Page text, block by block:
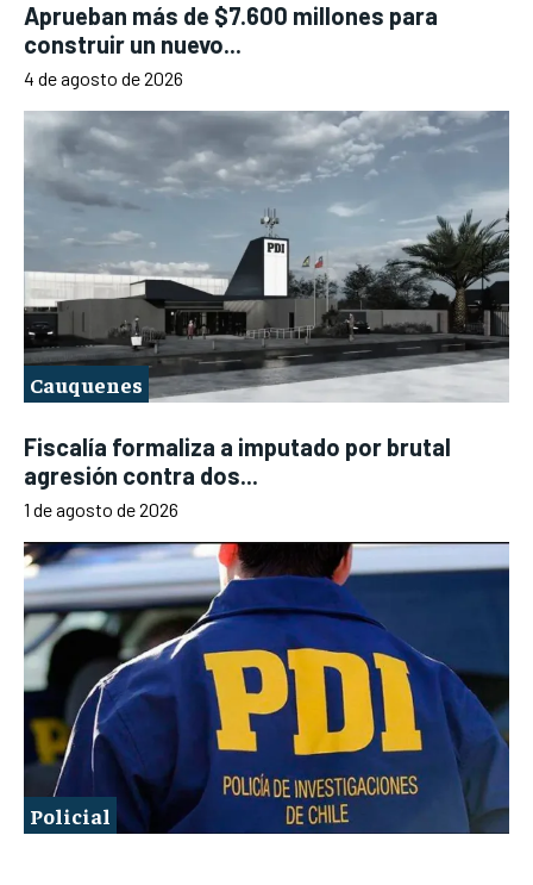
Aprueban más de $7.600 millones para
construir un nuevo...
4 de agosto de 2026
Cauquenes
Fiscalía formaliza a imputado por brutal
agresión contra dos...
1 de agosto de 2026
Policial